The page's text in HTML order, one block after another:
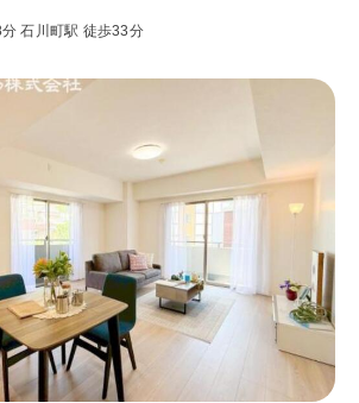
分石川町駅 徒歩33分